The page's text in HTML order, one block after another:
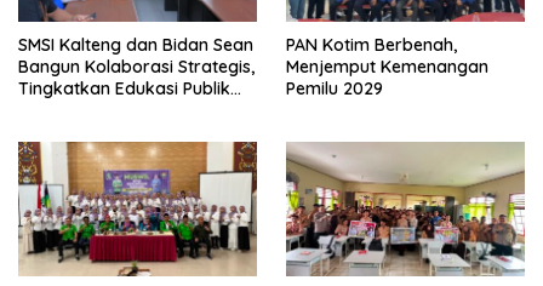
SMSI Kalteng dan Bidan Sean
Bangun Kolaborasi Strategis,
Tingkatkan Edukasi Publik
PAN Kotim Berbenah,
Menjemput Kemenangan
Pemilu 2029